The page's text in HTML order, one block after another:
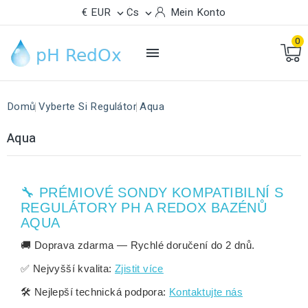
€ EUR  Cs  Mein Konto

0
Domů Vyberte Si Regulátor Aqua
Aqua
🔧 PRÉMIOVÉ SONDY KOMPATIBILNÍ S
REGULÁTORY PH A REDOX BAZÉNŮ
AQUA
🚚 Doprava zdarma — Rychlé doručení do 2 dnů.
✅ Nejvyšší kvalita: Zjistit více
🛠️ Nejlepší technická podpora: Kontaktujte nás